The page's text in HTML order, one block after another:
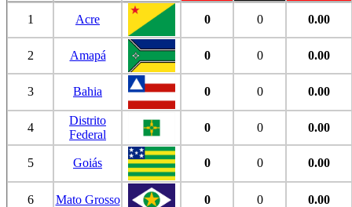
1 Acre 0 0 0.00
2 Amapá 0 0 0.00
3 Bahia 0 0 0.00
4
Distrito
Federal
0 0 0.00
5 Goiás 0 0 0.00
6 Mato Grosso 0 0 0.00